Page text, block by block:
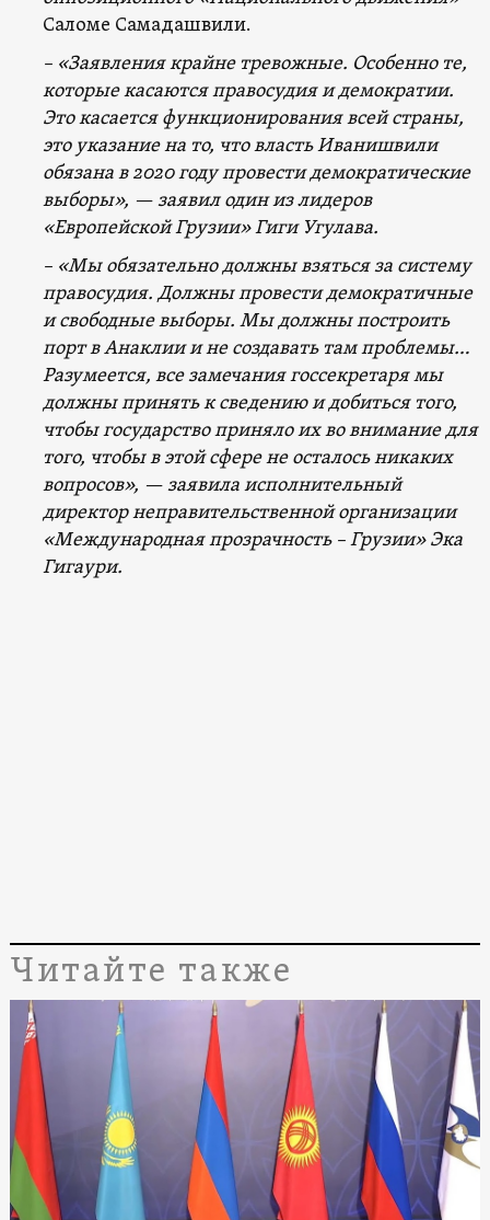
Саломе Самадашвили.
– «Заявления крайне тревожные. Особенно те,
которые касаются правосудия и демократии.
Это касается функционирования всей страны,
это указание на то, что власть Иванишвили
обязана в 2020 году провести демократические
выборы», — заявил один из лидеров
«Европейской Грузии» Гиги Угулава.
– «Мы обязательно должны взяться за систему
правосудия. Должны провести демократичные
и свободные выборы. Мы должны построить
порт в Анаклии и не создавать там проблемы…
Разумеется, все замечания госсекретаря мы
должны принять к сведению и добиться того,
чтобы государство приняло их во внимание для
того, чтобы в этой сфере не осталось никаких
вопросов», — заявила исполнительный
директор неправительственной организации
«Международная прозрачность – Грузии» Эка
Гигаури.
Читайте также